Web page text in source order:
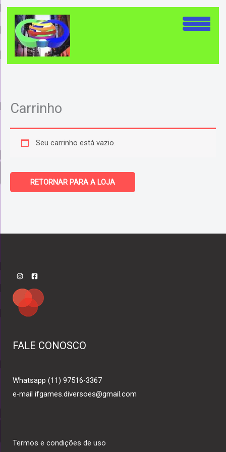
Ir
o
conteúdo
Carrinho
Seu carrinho está vazio.
RETORNAR PARA A LOJA
FALE CONOSCO
Whatsapp (11) 97516-3367
e-mail ifgames.diversoes@gmail.com
Termos e condições de uso